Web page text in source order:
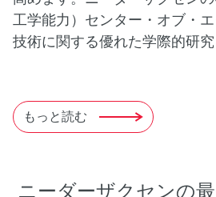
工学能力）センター・オブ・
技術に関する優れた学際的研
もっと読む
ニーダーザクセンの